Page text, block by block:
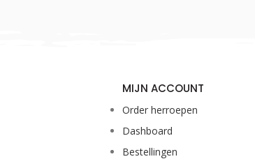
MIJN ACCOUNT
Order herroepen
Dashboard
Bestellingen